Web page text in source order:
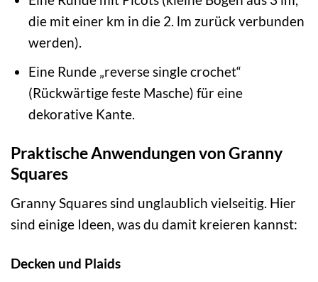
die mit einer km in die 2. lm zurück verbunden
werden).
Eine Runde „reverse single crochet“
(Rückwärtige feste Masche) für eine
dekorative Kante.
Praktische Anwendungen von Granny
Squares
Granny Squares sind unglaublich vielseitig. Hier
sind einige Ideen, was du damit kreieren kannst:
Decken und Plaids